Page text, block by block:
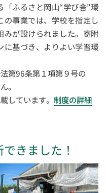
「ふるさと岡山“学び舎”環
の事業では、学校を指定し
みが設けられました。寄附
に基づき、よりよい学習環
第96条第１項第９号の
。
しています。 制度の詳細
きました！